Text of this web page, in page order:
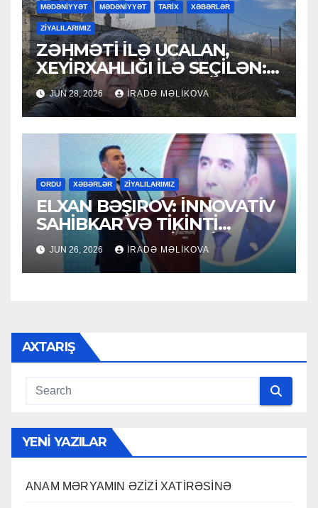
MƏDƏNİYYƏT MƏDƏNİYYƏT TARİX XƏBƏRLƏR
ZİYALILARIMIZ
ZƏHMƏTİ İLƏ UCALAN,
XEYİRXAHLIĞI İLƏ SEÇİLƏN:
HACI RAMAZAN QULİYEV
JUN 28, 2026 İRADƏ MƏLIKOVA
ORDU XƏBƏRLƏR ZİYALILARIMIZ
ELXAN BƏŞIROV: İNNOVATİV
SAHİBKAR VƏ TİKİNTİ
SEKTORUNUN LİDERİ
JUN 26, 2026 İRADƏ MƏLIKOVA
AXTARIŞ
YENI YAZILAR
ANAM MƏRYAMIN ƏZİZİ XATİRƏSİNƏ